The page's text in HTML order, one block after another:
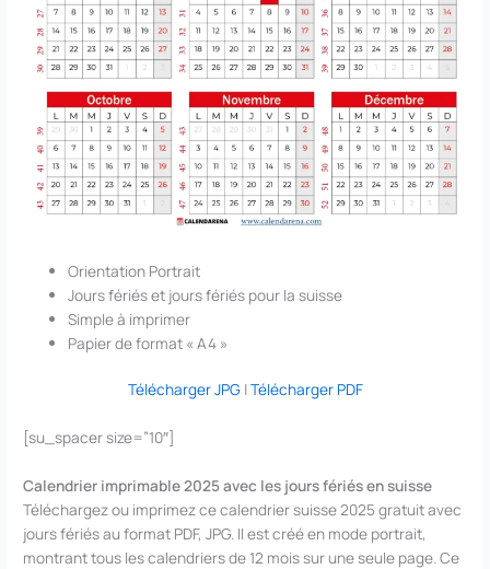
Orientation Portrait
Jours fériés et jours fériés pour la suisse
Simple à imprimer
Papier de format « A4 »
Télécharger JPG|Télécharger PDF
[su_spacer size=”10″]
Calendrier imprimable 2025 avec les jours fériés en suisse
Téléchargez ou imprimez ce calendrier suisse 2025 gratuit avec
jours fériés au format PDF, JPG. Il est créé en mode portrait,
montrant tous les calendriers de 12 mois sur une seule page. Ce